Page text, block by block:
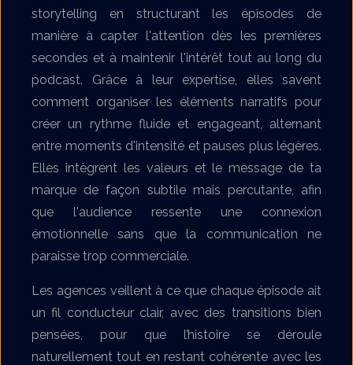
storytelling en structurant les épisodes de
manière à capter l'attention dès les premières
secondes et à maintenir l'intérêt tout au long du
podcast. Grâce à leur expertise, elles savent
comment organiser les éléments narratifs pour
créer un rythme fluide et engageant, alternant
entre moments d'intensité et pauses plus légères.
Elles intègrent les valeurs et le message de ta
marque de façon subtile mais percutante, afin
que l'audience ressente une connexion
émotionnelle sans que la communication ne
paraisse trop commerciale.
Les agences veillent à ce que chaque épisode ait
un fil conducteur clair, avec des transitions bien
pensées, pour que l’histoire se déroule
naturellement tout en restant cohérente avec les